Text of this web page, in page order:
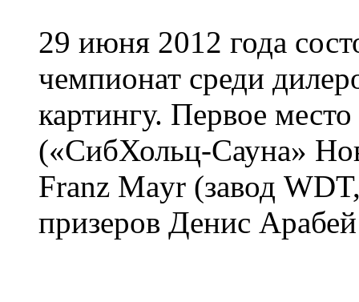
29 июня 2012 года
чемпионат среди
картингу. Первое
(«СибХольц-Сауна»
Franz Mayr (завод
призеров Денис